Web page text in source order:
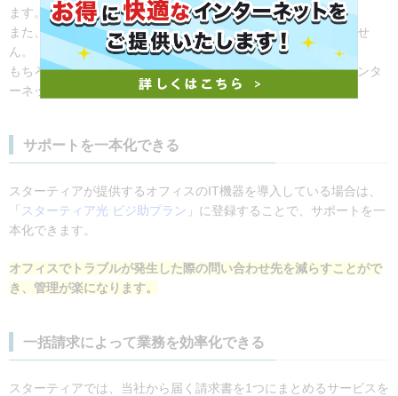
ます。
また、乗り換え時には配線工事や面倒な設定変更も必要ありませ
ん。
もちろん通信速度も安定しており、ビジネスにおける快適なインタ
ーネット環境の構築に役立ちます。
サポートを一本化できる
スターティアが提供するオフィスのIT機器を導入している場合は、
「 スターティア光 ビジ助プラン 」に登録することで、サポートを一
本化できます。
オフィスでトラブルが発生した際の問い合わせ先を減らすことがで
き、管理が楽になります。
一括請求によって業務を効率化できる
スターティアでは、当社から届く請求書を1つにまとめるサービスを